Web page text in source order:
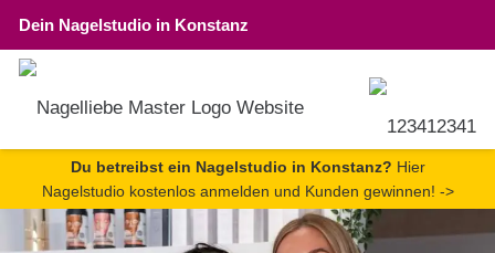
Dein Nagelstudio in Konstanz
Du betreibst ein Nagelstudio in Konstanz? Hier
Nagelstudio kostenlos anmelden und Kunden gewinnen! ->